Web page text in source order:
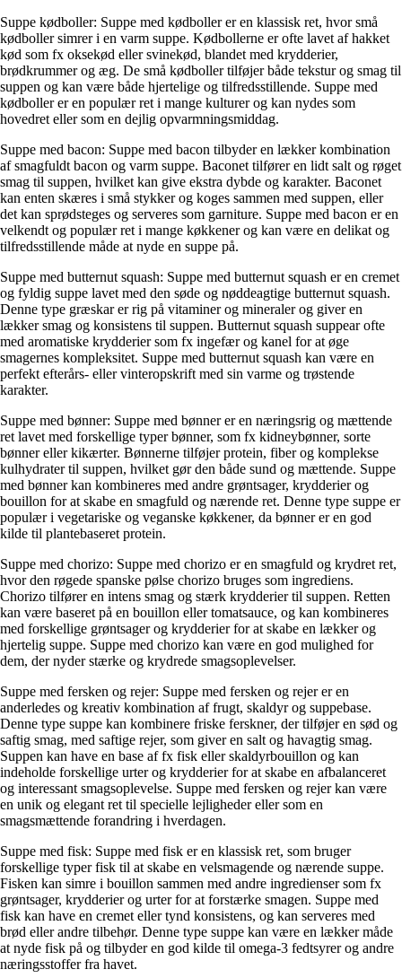
Suppe kødboller: Suppe med kødboller er en klassisk ret, hvor små
kødboller simrer i en varm suppe. Kødbollerne er ofte lavet af hakket
kød som fx oksekød eller svinekød, blandet med krydderier,
brødkrummer og æg. De små kødboller tilføjer både tekstur og smag til
suppen og kan være både hjertelige og tilfredsstillende. Suppe med
kødboller er en populær ret i mange kulturer og kan nydes som
hovedret eller som en dejlig opvarmningsmiddag.
Suppe med bacon: Suppe med bacon tilbyder en lækker kombination
af smagfuldt bacon og varm suppe. Baconet tilfører en lidt salt og røget
smag til suppen, hvilket kan give ekstra dybde og karakter. Baconet
kan enten skæres i små stykker og koges sammen med suppen, eller
det kan sprødsteges og serveres som garniture. Suppe med bacon er en
velkendt og populær ret i mange køkkener og kan være en delikat og
tilfredsstillende måde at nyde en suppe på.
Suppe med butternut squash: Suppe med butternut squash er en cremet
og fyldig suppe lavet med den søde og nøddeagtige butternut squash.
Denne type græskar er rig på vitaminer og mineraler og giver en
lækker smag og konsistens til suppen. Butternut squash suppear ofte
med aromatiske krydderier som fx ingefær og kanel for at øge
smagernes kompleksitet. Suppe med butternut squash kan være en
perfekt efterårs- eller vinteropskrift med sin varme og trøstende
karakter.
Suppe med bønner: Suppe med bønner er en næringsrig og mættende
ret lavet med forskellige typer bønner, som fx kidneybønner, sorte
bønner eller kikærter. Bønnerne tilføjer protein, fiber og komplekse
kulhydrater til suppen, hvilket gør den både sund og mættende. Suppe
med bønner kan kombineres med andre grøntsager, krydderier og
bouillon for at skabe en smagfuld og nærende ret. Denne type suppe er
populær i vegetariske og veganske køkkener, da bønner er en god
kilde til plantebaseret protein.
Suppe med chorizo: Suppe med chorizo er en smagfuld og krydret ret,
hvor den røgede spanske pølse chorizo bruges som ingrediens.
Chorizo tilfører en intens smag og stærk krydderier til suppen. Retten
kan være baseret på en bouillon eller tomatsauce, og kan kombineres
med forskellige grøntsager og krydderier for at skabe en lækker og
hjertelig suppe. Suppe med chorizo kan være en god mulighed for
dem, der nyder stærke og krydrede smagsoplevelser.
Suppe med fersken og rejer: Suppe med fersken og rejer er en
anderledes og kreativ kombination af frugt, skaldyr og suppebase.
Denne type suppe kan kombinere friske ferskner, der tilføjer en sød og
saftig smag, med saftige rejer, som giver en salt og havagtig smag.
Suppen kan have en base af fx fisk eller skaldyrbouillon og kan
indeholde forskellige urter og krydderier for at skabe en afbalanceret
og interessant smagsoplevelse. Suppe med fersken og rejer kan være
en unik og elegant ret til specielle lejligheder eller som en
smagsmættende forandring i hverdagen.
Suppe med fisk: Suppe med fisk er en klassisk ret, som bruger
forskellige typer fisk til at skabe en velsmagende og nærende suppe.
Fisken kan simre i bouillon sammen med andre ingredienser som fx
grøntsager, krydderier og urter for at forstærke smagen. Suppe med
fisk kan have en cremet eller tynd konsistens, og kan serveres med
brød eller andre tilbehør. Denne type suppe kan være en lækker måde
at nyde fisk på og tilbyder en god kilde til omega-3 fedtsyrer og andre
næringsstoffer fra havet.